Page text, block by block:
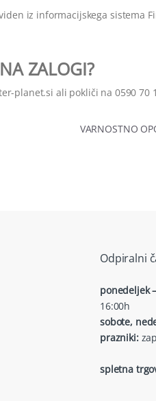
iz informacijskega sistema
ZALOGI?
planet.si ali pokliči na 0590 70
VARNOSTNO
Odpiralni
ponedeljek
16:00h
sobote,
prazniki:
spletna